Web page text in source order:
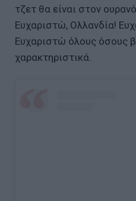
τζετ θα είναι στον
Ευχαριστώ, Ολλανδία!
Ευχαριστώ όλους όσους
χαρακτηριστικά.